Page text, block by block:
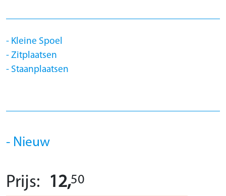
Kleine Spoel
Zitplaatsen
Staanplaatsen
Nieuw
Prijs: 12,50